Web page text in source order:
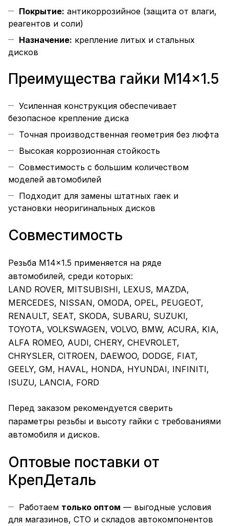
Покрытие: антикоррозийное (защита от влаги,
реагентов и соли)
Назначение: крепление литых и стальных
дисков
Преимущества гайки M14×1.5
Усиленная конструкция обеспечивает
безопасное крепление диска
Точная производственная геометрия без люфта
Высокая коррозионная стойкость
Совместимость с большим количеством
моделей автомобилей
Подходит для замены штатных гаек и
установки неоригинальных дисков
Совместимость
Резьба M14×1.5 применяется на ряде
автомобилей, среди которых:
LAND ROVER, MITSUBISHI, LEXUS, MAZDA,
MERCEDES, NISSAN, OMODA, OPEL, PEUGEOT,
RENAULT, SEAT, SKODA, SUBARU, SUZUKI,
TOYOTA, VOLKSWAGEN, VOLVO, BMW, ACURA, KIA,
ALFA ROMEO, AUDI, CHERY, CHEVROLET,
CHRYSLER, CITROEN, DAEWOO, DODGE, FIAT,
GEELY, GM, HAVAL, HONDA, HYUNDAI, INFINITI,
ISUZU, LANCIA, FORD
Перед заказом рекомендуется сверить
параметры резьбы и высоту гайки с требованиями
автомобиля и дисков.
Оптовые поставки от
КрепДеталь
Работаем только оптом — выгодные условия
для магазинов, СТО и складов автокомпонентов